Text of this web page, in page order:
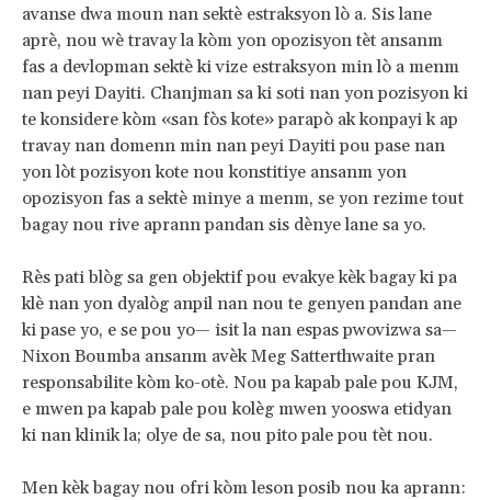
avanse dwa moun nan sektè estraksyon lò a. Sis lane
aprè, nou wè travay la kòm yon opozisyon tèt ansanm
fas a devlopman sektè ki vize estraksyon min lò a menm
nan peyi Dayiti. Chanjman sa ki soti nan yon pozisyon ki
te konsidere kòm «san fòs kote» parapò ak konpayi k ap
travay nan domenn min nan peyi Dayiti pou pase nan
yon lòt pozisyon kote nou konstitiye ansanm yon
opozisyon fas a sektè minye a menm, se yon rezime tout
bagay nou rive aprann pandan sis dènye lane sa yo.
Rès pati blòg sa gen objektif pou evakye kèk bagay ki pa
klè nan yon dyalòg anpil nan nou te genyen pandan ane
ki pase yo, e se pou yo— isit la nan espas pwovizwa sa—
Nixon Boumba ansanm avèk Meg Satterthwaite pran
responsabilite kòm ko-otè. Nou pa kapab pale pou KJM,
e mwen pa kapab pale pou kolèg mwen yooswa etidyan
ki nan klinik la; olye de sa, nou pito pale pou tèt nou.
Men kèk bagay nou ofri kòm leson posib nou ka aprann: